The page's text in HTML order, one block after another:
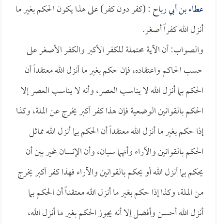
عطاء بن أبي رباح: (كفر دون كفر) على هذا يكون الحكم بغير ما
أنزل الله كفراً أصغر.
والصواب: أن الآية محتملة للكفر الأكبر والكفر الأصغر على
حسب الحاكم واعتقاده، فإن حكم بغير ما أنزل الله معتقداً أن
الحكم بما أنزل الله لا يناسب العصر، وأنه لا يناسب العصر إلا
الحكم بالقوانين الوضعية فإن هذا كفر أكبر يخرج عن الملة، وكذا
إذا حكم بغير ما أنزل الله معتقداً أن الحكم بما أنزل الله مماثل
الحكم بالقوانين والآراء وأنهما سيان، وأن الإنسان مخير بين أن
يحكم بما أنزل الله أو يحكم بالقوانين والآراء فهذا كفر أكبر يخرج
من الملة، وكذا إذا حكم بغير ما أنزل الله معتقداً أن الحكم بما
أنزل الله أحسن وأفضل إلا أنه يجوز الحكم بغير ما أنزل الله،